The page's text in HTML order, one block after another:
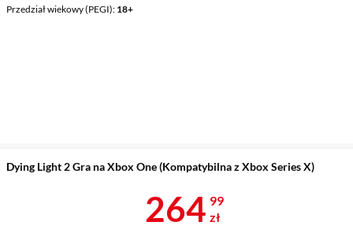
Przedział wiekowy (PEGI) 18+
Dying Light 2 Gra na Xbox One (Kompatybilna z Xbox Series X)
Cena 264,99
264 99
zł